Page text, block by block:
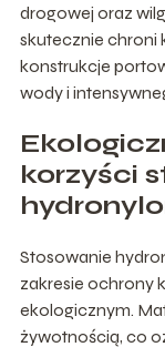
drogowej oraz
skutecznie chroni
konstrukcje
wody i
korzyści
Stosowanie
zakresie ochrony
ekologicznym.
żywotnością, co